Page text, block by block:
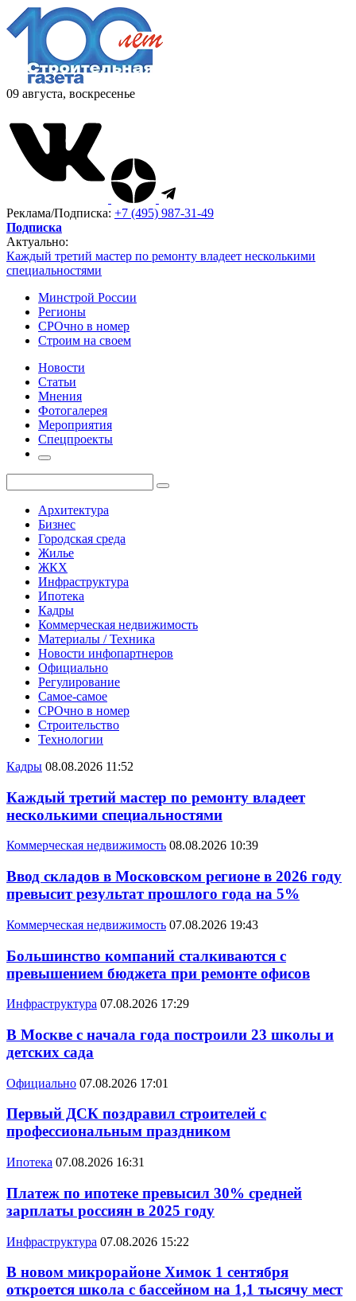
09 августа, воскресенье
Реклама/Подписка: +7 (495) 987-31-49
Подписка
Актуально:
Каждый третий мастер по ремонту владеет несколькими
специальностями
Минстрой России
Регионы
СРОчно в номер
Строим на своем
Новости
Статьи
Мнения
Фотогалерея
Мероприятия
Спецпроекты
Архитектура
Бизнес
Городская среда
Жилье
ЖКХ
Инфраструктура
Ипотека
Кадры
Коммерческая недвижимость
Материалы / Техника
Новости инфопартнеров
Официально
Регулирование
Самое-самое
СРОчно в номер
Строительство
Технологии
Кадры 08.08.2026 11:52
Каждый третий мастер по ремонту владеет
несколькими специальностями
Коммерческая недвижимость 08.08.2026 10:39
Ввод складов в Московском регионе в 2026 году
превысит результат прошлого года на 5%
Коммерческая недвижимость 07.08.2026 19:43
Большинство компаний сталкиваются с
превышением бюджета при ремонте офисов
Инфраструктура 07.08.2026 17:29
В Москве с начала года построили 23 школы и
детских сада
Официально 07.08.2026 17:01
Первый ДСК поздравил строителей с
профессиональным праздником
Ипотека 07.08.2026 16:31
Платеж по ипотеке превысил 30% средней
зарплаты россиян в 2025 году
Инфраструктура 07.08.2026 15:22
В новом микрорайоне Химок 1 сентября
откроется школа с бассейном на 1,1 тысячу мест